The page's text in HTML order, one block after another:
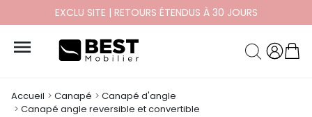
PAYEZ EN 10X ET 12X SANS FRAIS

Accueil Canapé
Canapé d'angle
Canapé angle reversible et convertible